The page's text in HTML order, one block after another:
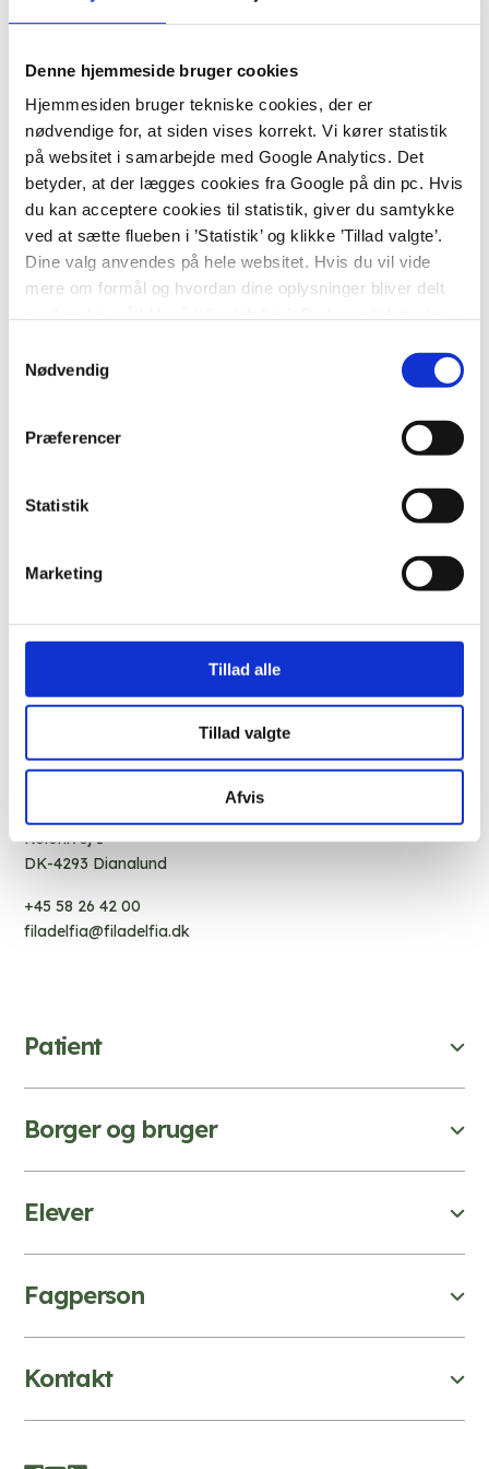
Denne hjemmeside bruger cookies
Hjemmesiden bruger tekniske cookies, der er
nødvendige for, at siden vises korrekt. Vi kører statistik
på websitet i samarbejde med Google Analytics. Det
betyder, at der lægges cookies fra Google på din pc. Hvis
du kan acceptere cookies til statistik, giver du samtykke
ved at sætte flueben i ’Statistik’ og klikke ’Tillad valgte’.
Dine valg anvendes på hele websitet. Hvis du vil vide
mere om formål og hvordan dine oplysninger bliver delt
i nederste venstre hjørne på websitet.
Nødvendig
Præferencer
Statistik
Marketing
Tillad alle
Tillad valgte
Afvis
Endnu engang leverer Center for
patienter med erhvervet hjerneskade. 90 patienter
indgår i rapporten for 2025. Rapportens
struktur er fastholdt, så resultaterne let kan
sammenlignes med tidligere årsrapporter.
HJERNESKADE NYHEDER
Årsrapport for patienter med
Kolonivej 1
DK-4293 Dianalund
+45 58 26 42 00
filadelfia@filadelfia.dk
Patient
Borger og bruger
Elever
Fagperson
Kontakt